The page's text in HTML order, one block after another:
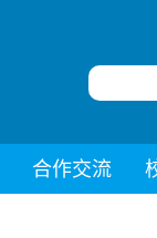
合作交流